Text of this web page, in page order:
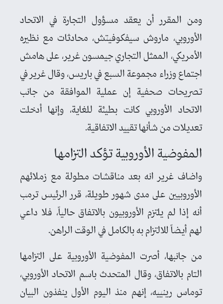
ومن المقرر أن يعقد مسؤول التجارة في الاتحاد
الأوروبي، ماروش سيفكوفيتش، محادثات مع نظيره
الأمريكي، الممثل التجاري جيمسون غرير، على هامش
اجتماع وزراء مجموعة السبع في باريس، وقال غرير في
تصريحات صحفية إن عملية الموافقة من جانب
الاتحاد الأوروبي كانت بطيئة للغاية، وإنها أدخلت
تعديلات من شأنها تقييد الاتفاقية.
المفوضية الأوروبية تؤكد التزامها
واضاف غرير انه بعد مناقشات مطولة مع زملائهم
الأوروبيين على مدى شهور طويلة، قرر الرئيس ترمب
أنه إذا لم يلتزم الأوروبيون بالاتفاق حالياً، فلا داعي
لهم أيضاً للالتزام به بالكامل في الوقت الراهن.
من جانبها، أصرت المفوضية الأوروبية على التزامها
التام بالاتفاق، وقال المتحدث باسم الاتحاد الأوروبي،
توماس رينييه، إنهم منذ اليوم الأول ينفذون البيان